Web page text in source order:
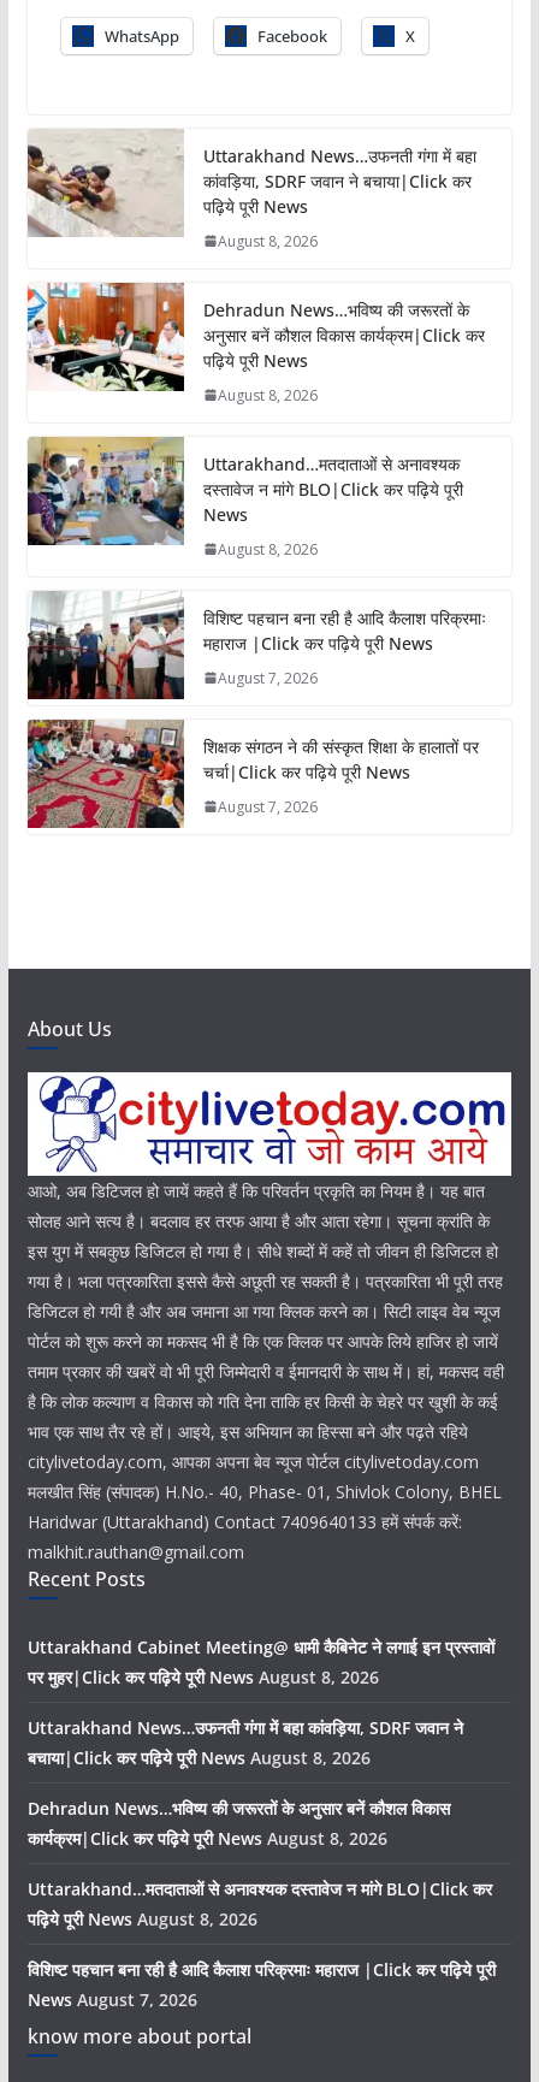
WhatsApp Facebook X
Uttarakhand News…उफनती गंगा में बहा
कांवड़िया, SDRF जवान ने बचाया|Click कर
पढ़िये पूरी News
August 8, 2026
Dehradun News…भविष्य की जरूरतों के
अनुसार बनें कौशल विकास कार्यक्रम|Click कर
पढ़िये पूरी News
August 8, 2026
Uttarakhand…मतदाताओं से अनावश्यक
दस्तावेज न मांगे BLO|Click कर पढ़िये पूरी
News
August 8, 2026
विशिष्ट पहचान बना रही है आदि कैलाश परिक्रमाः
महाराज |Click कर पढ़िये पूरी News
August 7, 2026
शिक्षक संगठन ने की संस्कृत शिक्षा के हालातों पर
चर्चा|Click कर पढ़िये पूरी News
August 7, 2026
About Us
आओ, अब डिटिजल हो जायें कहते हैं कि परिवर्तन प्रकृति का नियम है। यह बात
सोलह आने सत्य है। बदलाव हर तरफ आया है और आता रहेगा। सूचना क्रांति के
इस युग में सबकुछ डिजिटल हो गया है। सीधे शब्दों में कहें तो जीवन ही डिजिटल हो
गया है। भला पत्रकारिता इससे कैसे अछूती रह सकती है। पत्रकारिता भी पूरी तरह
डिजिटल हो गयी है और अब जमाना आ गया क्लिक करने का। सिटी लाइव वेब न्यूज
पोर्टल को शुरू करने का मकसद भी है कि एक क्लिक पर आपके लिये हाजिर हो जायें
तमाम प्रकार की खबरें वो भी पूरी जिम्मेदारी व ईमानदारी के साथ में। हां, मकसद वही
है कि लोक कल्याण व विकास को गति देना ताकि हर किसी के चेहरे पर खुशी के कई
भाव एक साथ तैर रहे हों। आइये, इस अभियान का हिस्सा बने और पढ़ते रहिये
citylivetoday.com, आपका अपना बेव न्यूज पोर्टल citylivetoday.com
मलखीत सिंह (संपादक) H.No.- 40, Phase- 01, Shivlok Colony, BHEL
Haridwar (Uttarakhand) Contact 7409640133 हमें संपर्क करें:
malkhit.rauthan@gmail.com
Recent Posts
Uttarakhand Cabinet Meeting@ धामी कैबिनेट ने लगाई इन प्रस्तावों
पर मुहर|Click कर पढ़िये पूरी News August 8, 2026
Uttarakhand News…उफनती गंगा में बहा कांवड़िया, SDRF जवान ने
बचाया|Click कर पढ़िये पूरी News August 8, 2026
Dehradun News…भविष्य की जरूरतों के अनुसार बनें कौशल विकास
कार्यक्रम|Click कर पढ़िये पूरी News August 8, 2026
Uttarakhand…मतदाताओं से अनावश्यक दस्तावेज न मांगे BLO|Click कर
पढ़िये पूरी News August 8, 2026
विशिष्ट पहचान बना रही है आदि कैलाश परिक्रमाः महाराज |Click कर पढ़िये पूरी
News August 7, 2026
know more about portal